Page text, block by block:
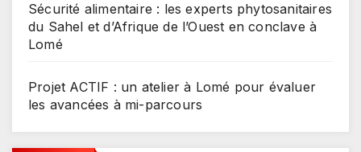
Sécurité alimentaire : les experts phytosanitaires
du Sahel et d’Afrique de l’Ouest en conclave à
Lomé
Projet ACTIF : un atelier à Lomé pour évaluer
les avancées à mi-parcours